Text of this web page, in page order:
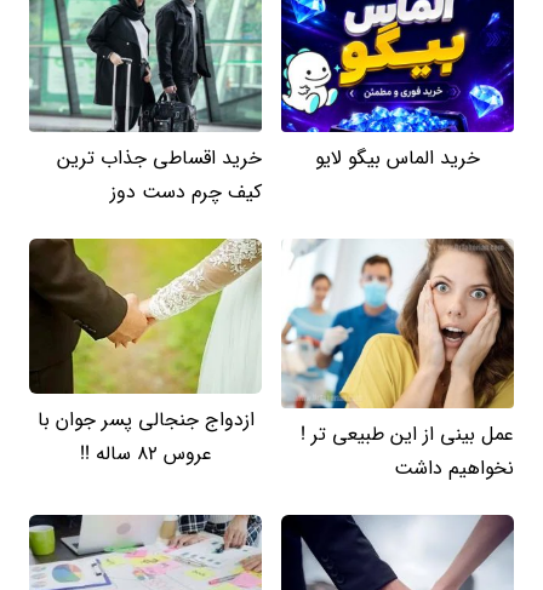
خرید الماس بیگو لایو
خرید اقساطی جذاب ترین
کیف چرم دست دوز
عمل بینی از این طبیعی تر !
نخواهیم داشت
ازدواج جنجالی پسر جوان با
عروس 82 ساله !!